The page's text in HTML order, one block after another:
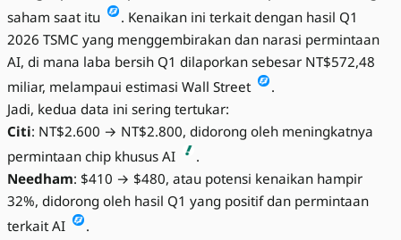
saham saat itu
. Kenaikan ini terkait dengan hasil Q1
2026 TSMC yang menggembirakan dan narasi permintaan
AI, di mana laba bersih Q1 dilaporkan sebesar NT$572,48
miliar, melampaui estimasi Wall Street
.
Jadi, kedua data ini sering tertukar:
Citi: NT$2.600 → NT$2.800, didorong oleh meningkatnya
permintaan chip khusus AI
.
Needham: $410 → $480, atau potensi kenaikan hampir
32%, didorong oleh hasil Q1 yang positif dan permintaan
terkait AI
.